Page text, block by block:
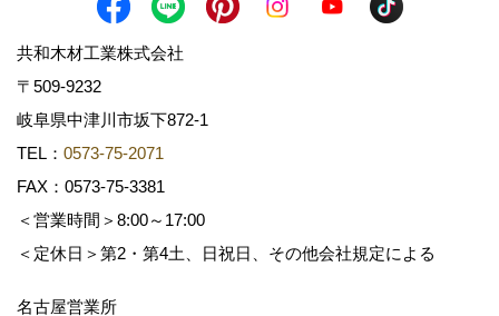
共和木材工業株式会社
〒509-9232
岐阜県中津川市坂下872‐1
TEL： 0573-75-2071
FAX：0573-75-3381
＜営業時間＞8:00～17:00
＜定休日＞第2・第4土、日祝日、その他会社規定による
名古屋営業所